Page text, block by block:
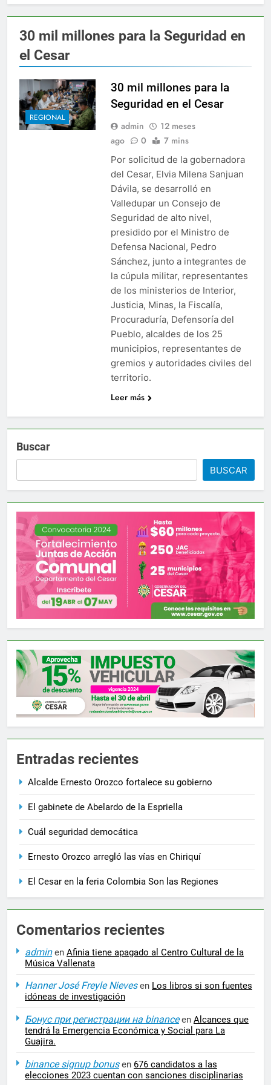
de Camilo Namén a sus 80 años Elvia
2 Años Ago
para el combate de incendios en Colombia
de Berosca y Jesús Vides
3 Años Ago
docente que abusó sexualmente de niña de 13 años
Orozco fortalece su gobierno
posible la Universidad en Agustín Codazzi
de los accidentes de tránsito en Colombia
de Camilo Namén a sus 80 años
para el combate de incendios en Colombia
de Berosca y Jesús Vides Con éxito
3 Años Ago
docente que abusó sexualmente de niña de 13 años
30 mil millones para la Seguridad en
el Cesar
REGIONAL
30 mil millones para la
Seguridad en el Cesar
admin
12 meses
ago
0 7 mins
Por solicitud de la gobernadora
del Cesar, Elvia Milena Sanjuan
Dávila, se desarrolló en
Valledupar un Consejo de
Seguridad de alto nivel,
presidido por el Ministro de
Defensa Nacional, Pedro
Sánchez, junto a integrantes de
la cúpula militar, representantes
de los ministerios de Interior,
Justicia, Minas, la Fiscalía,
Procuraduría, Defensoría del
Pueblo, alcaldes de los 25
municipios, representantes de
gremios y autoridades civiles del
territorio.
Leer más
Buscar
BUSCAR
Entradas recientes
Alcalde Ernesto Orozco fortalece su gobierno
El gabinete de Abelardo de la Espriella
Cuál seguridad democática
Ernesto Orozco arregló las vías en Chiriquí
El Cesar en la feria Colombia Son las Regiones
Comentarios recientes
adminen Afinia tiene apagado al Centro Cultural de la
Música Vallenata
Hanner José Freyle Nievesen Los libros si son fuentes
idóneas de investigación
Бонус при регистрации на binanceen Alcances que
tendrá la Emergencia Económica y Social para La
Guajira.
binance signup bonusen 676 candidatos a las
elecciones 2023 cuentan con sanciones disciplinarias